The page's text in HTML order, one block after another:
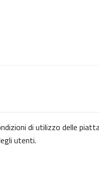
di utilizzo delle
utenti.